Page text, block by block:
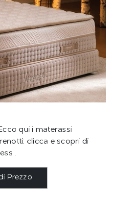
qui i materassi
clicca e scopri di
.
Prezzo